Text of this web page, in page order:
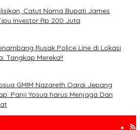
Catut Nama Bupati James
Investor Rp 200 Juta
Rusak Police Line di Lokasi
Tangkap Mereka!!
GMIM Nazareth Oarai Jepang
Panji Yosua harus Menjaga Dan